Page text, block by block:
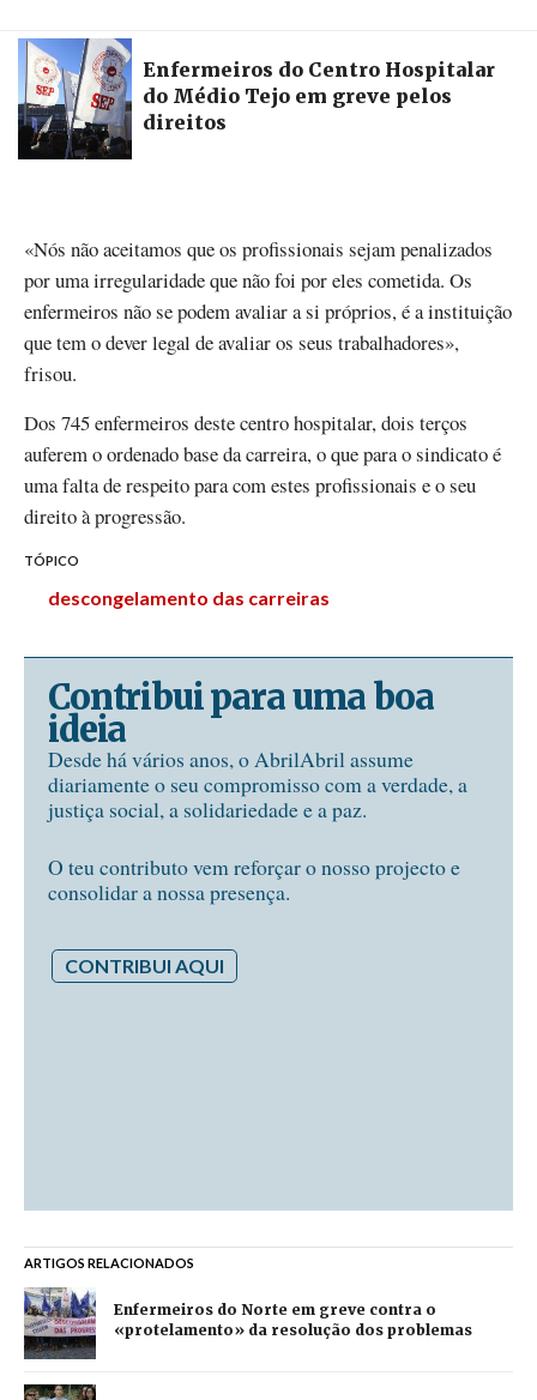
Enfermeiros do Centro Hospitalar
do Médio Tejo em greve pelos
direitos
«Nós não aceitamos que os profissionais sejam penalizados
por uma irregularidade que não foi por eles cometida. Os
enfermeiros não se podem avaliar a si próprios, é a instituição
que tem o dever legal de avaliar os seus trabalhadores»,
frisou.
Dos 745 enfermeiros deste centro hospitalar, dois terços
auferem o ordenado base da carreira, o que para o sindicato é
uma falta de respeito para com estes profissionais e o seu
direito à progressão.
TÓPICO
descongelamento das carreiras
Contribui para uma boa
ideia
Desde há vários anos, o AbrilAbril assume
diariamente o seu compromisso com a verdade, a
justiça social, a solidariedade e a paz.
O teu contributo vem reforçar o nosso projecto e
consolidar a nossa presença.
CONTRIBUI AQUI
ARTIGOS RELACIONADOS
Enfermeiros do Norte em greve contra o
«protelamento» da resolução dos problemas